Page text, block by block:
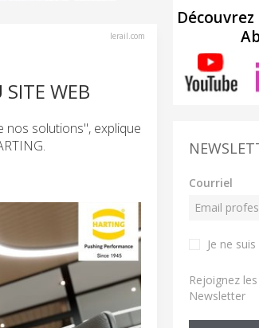
lerail.com
WEB
solutions", explique
Courriel
Je ne
Rejoignez
Newsletter